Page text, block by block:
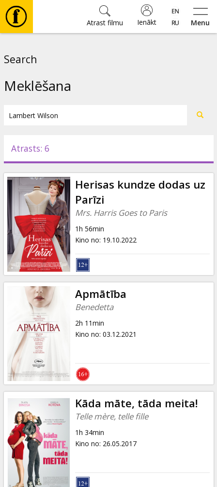
Menu
Ienākt
Atrast filmu
Pasākumi
Ziņas
Dāvanu
kartes
Uzkodas
B2B
Kino
Klubs
Search
Meklēšana
Atrasts: 6
Herisas kundze dodas uz
Parīzi
Mrs. Harris Goes to Paris
1h 56min
Kino no: 19.10.2022
Apmātība
Benedetta
2h 11min
Kino no: 03.12.2021
Kāda māte, tāda meita!
Telle mère, telle fille
1h 34min
Kino no: 26.05.2017